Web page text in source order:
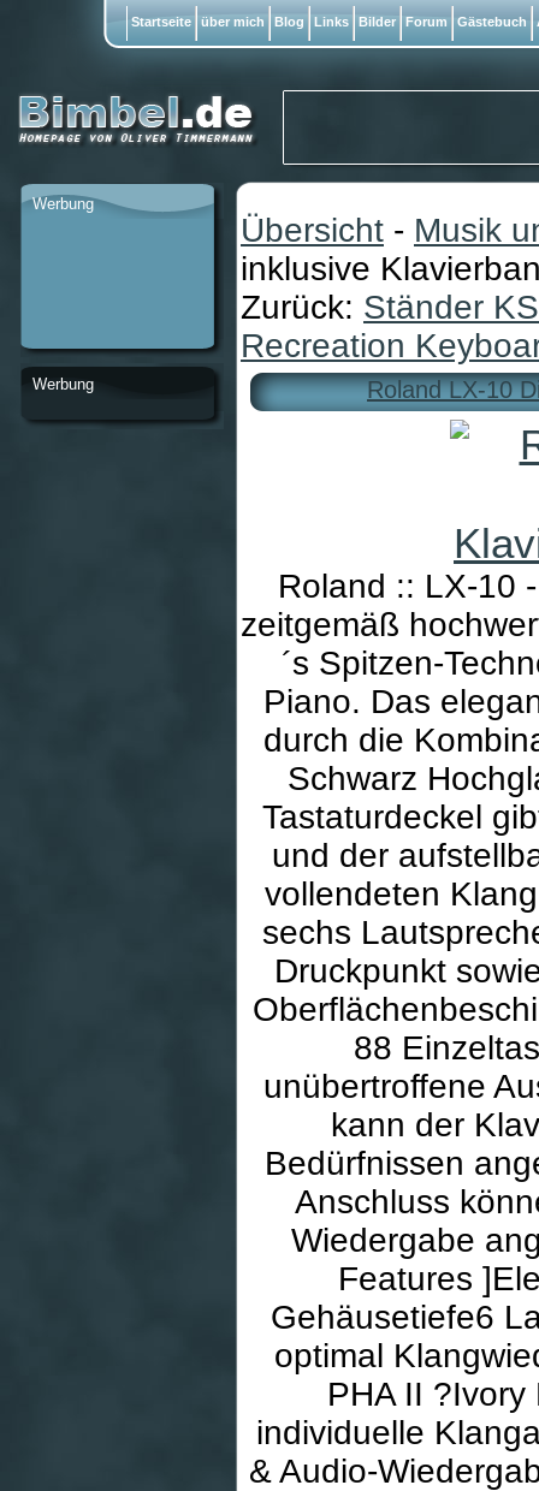
Übersicht - Musik
inklusive
Zurück: Ständer
Recreation
Roland LX-10
Roland :: LX-10
zeitgemäß
´s Spitzen-
Piano. Das
durch die
Schwarz
Tastaturdeckel
und der
vollendeten
sechs
Druckpunkt
88
unübertroffene
kann der
Bedürfnissen
Anschluss
Wiedergabe
Features
Gehäusetiefe6
optimal
PHA II
individuelle
& Audio-
Werbung
Werbung
Startseite über mich Blog Links Bilder Forum Gästebuch